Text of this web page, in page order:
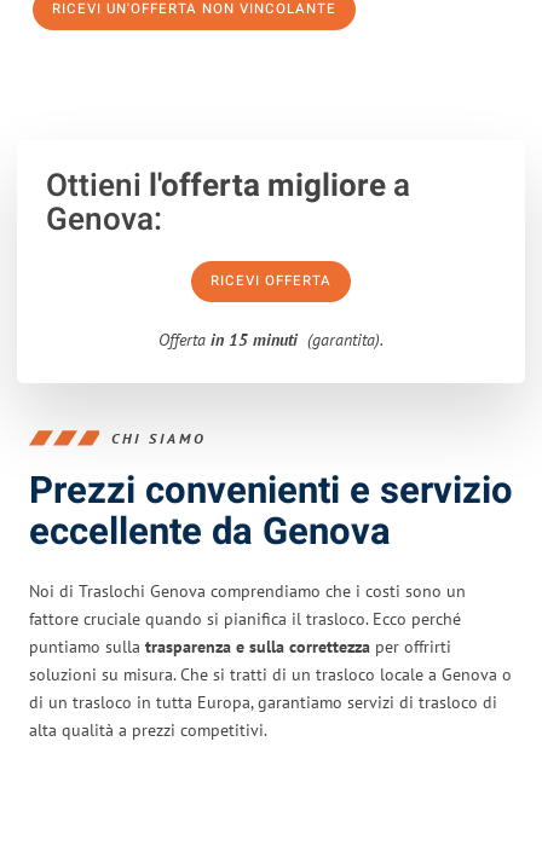
RICEVI UN'OFFERTA NON VINCOLANTE
Ottieni l'offerta migliorea
Genova:
RICEVI OFFERTA
Offerta in 15 minuti (garantita).
CHI SIAMO
Prezzi convenienti e servizio
eccellente da Genova
Noi di Traslochi Genova comprendiamo che i costi sono un
fattore cruciale quando si pianifica il trasloco. Ecco perché
puntiamo sulla trasparenza e sulla correttezza per offrirti
soluzioni su misura. Che si tratti di un trasloco locale a Genova o
di un trasloco in tutta Europa, garantiamo servizi di trasloco di
alta qualità a prezzi competitivi.